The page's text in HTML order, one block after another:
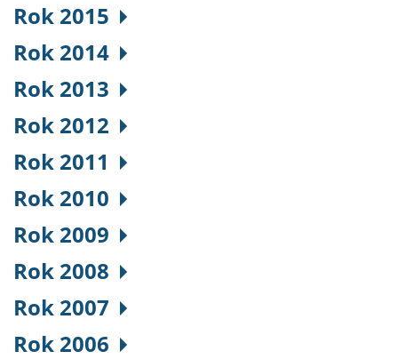
Rok 2015
Rok 2014
Rok 2013
Rok 2012
Rok 2011
Rok 2010
Rok 2009
Rok 2008
Rok 2007
Rok 2006